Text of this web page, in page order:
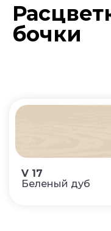
бочки
V 17
Беленый дуб